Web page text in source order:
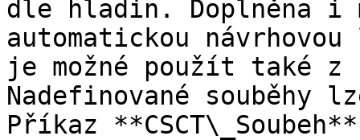
dle hladin. Doplněna i
automatickou
je možné použít také
Nadefinované souběhy
Příkaz